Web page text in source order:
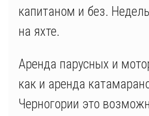
капитаном и без.
на яхте.
Аренда парусных и
как и аренда
Черногории это